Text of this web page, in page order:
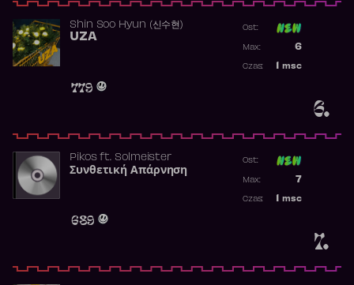
6.
Shin Soo Hyun (신수현)
UZA
779
Ost:
6
Max:
msc
Czas:
7.
Pikosft. Solmeister
Συνθετική Απάρνηση
689
Ost:
7
Max:
msc
Czas: